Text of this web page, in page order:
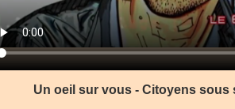
Un oeil sur vous - Citoyens sous